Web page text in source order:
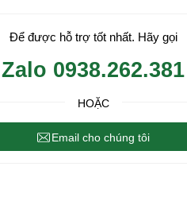
Để được hỗ trợ tốt nhất. Hãy gọi
Zalo 0938.262.381
HOẶC
Email cho chúng tôi